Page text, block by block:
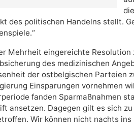
des politischen Handelns stellt.
Mehrheit eingereichte
des medizinischen
der ostbelgischen Parteien
Einsparungen vornehmen
fanden Sparmaßnahmen
ansetzen. Dagegen gilt es sich
Wir können nicht nachts